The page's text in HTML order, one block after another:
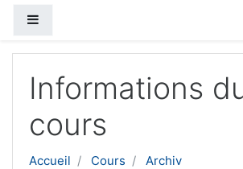
Informations
cours
Accueil Cours
Archiv